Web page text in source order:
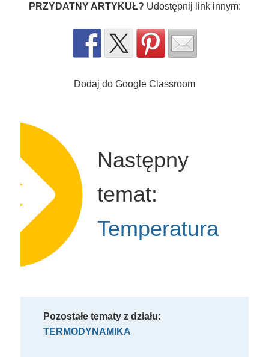
PRZYDATNY ARTYKUŁ? Udostępnij link innym:
Dodaj do Google Classroom
Następny
temat:
Temperatura
Pozostałe tematy z działu:
TERMODYNAMIKA